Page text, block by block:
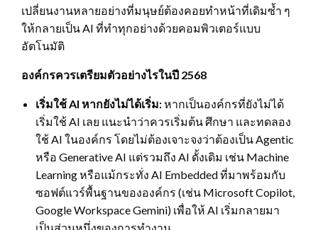
เปลี่ยนงานหลายอย่างที่มนุษย์ต้องคอยทำหน้าที่เดิมซ้ำ ๆ
ให้กลายเป็น AI ที่ทำทุกอย่างด้วยคอมพิวเตอร์แบบ
อัตโนมัติ
องค์กรควรเตรียมตัวอย่างไรในปี 2568
เริ่มใช้ AI หากยังไม่ได้เริ่ม:หากเป็นองค์กรที่ยังไม่ได้
เริ่มใช้ AI เลย แนะนำว่าควรเริ่มต้น ศึกษา และทดลอง
ใช้ AI ในองค์กร โดยไม่ต้องเจาะจงว่าต้องเป็น Agentic
หรือ Generative AI แต่รวมถึง AI ดั้งเดิม เช่น Machine
Learning หรือแม้กระทั่ง AI Embedded ที่มาพร้อมกับ
ซอฟต์แวร์พื้นฐานขององค์กร (เช่น Microsoft Copilot,
Google Workspace Gemini) เพื่อให้ AI เริ่มกลายมา